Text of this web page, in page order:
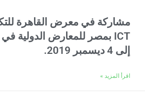
إلى 4 ديسمبر 2019.
اقرأ المزيد »